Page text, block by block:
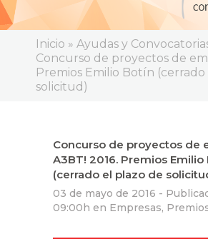
Inicio » Ayudas y
Concurso de proyectos de
Premios Emilio Botín
solicitud)
Concurso de proyectos de
A3BT! 2016. Premios Emilio
(cerrado el plazo de
03 de mayo de 2016 -
09:00h en Empresas,